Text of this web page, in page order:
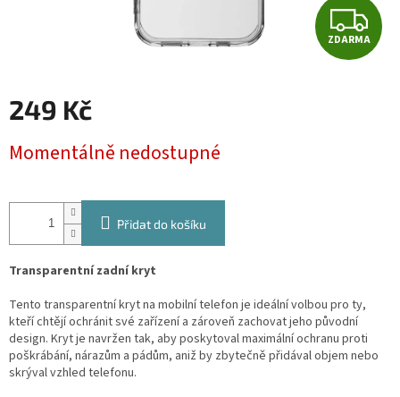
Z
D
ZDARMA
249 Kč
cena:
Momentálně nedostupné
Přidat do košíku
Transparentní zadní kryt
Tento transparentní kryt na mobilní telefon je ideální volbou pro ty,
kteří chtějí ochránit své zařízení a zároveň zachovat jeho původní
design. Kryt je navržen tak, aby poskytoval maximální ochranu proti
poškrábání, nárazům a pádům, aniž by zbytečně přidával objem nebo
skrýval vzhled telefonu.